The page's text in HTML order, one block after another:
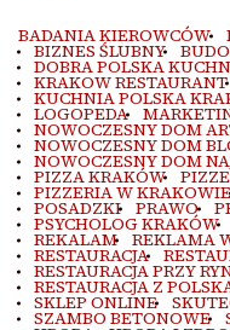
BADANIA KIEROWCÓW
BIZNES ŚLUBNY
DOBRA POLSKA
KRAKOW RESTAURANT
KUCHNIA POLSKA
LOGOPEDA
NOWOCZESNY DOM
NOWOCZESNY DOM
NOWOCZESNY DOM
PIZZA KRAKÓW
PIZZERIA W KRAKOWIE
POSADZKI PRAWO
PSYCHOLOG KRAKÓW
REKALAM REKLAMA
RESTAURACJA
RESTAURACJA PRZY
RESTAURACJA Z
SKLEP ONLINE
SZAMBO BETONOWE